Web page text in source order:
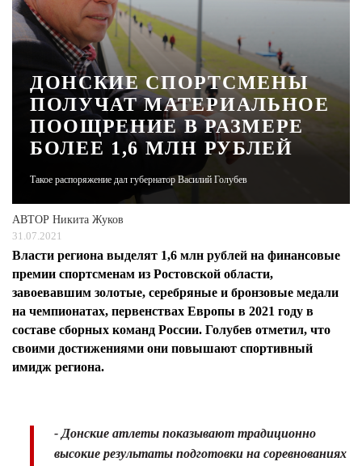
ЧЕЛОВЕК ОСОБЕННЫЙ
КУЛЬТ ЕДЫ
АФИША
ЖУРНАЛ
ДОНСКИЕ СПОРТСМЕНЫ
ПОЛУЧАТ МАТЕРИАЛЬНОЕ
ПООЩРЕНИЕ В РАЗМЕРЕ
БОЛЕЕ 1,6 МЛН РУБЛЕЙ
Такое распоряжение дал губернатор Василий Голубев
АВТОР Никита Жуков
31.07.2021
Власти региона выделят 1,6 млн рублей на финансовые
премии спортсменам из Ростовской области,
завоевавшим золотые, серебряные и бронзовые медали
на чемпионатах, первенствах Европы в 2021 году в
составе сборных команд России. Голубев отметил, что
своими достижениями они повышают спортивный
имидж региона.
- Донские атлеты показывают традиционно
высокие результаты подготовки на соревнованиях